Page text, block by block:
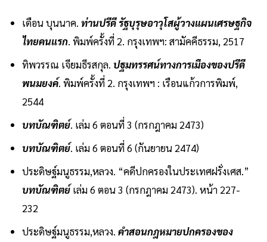
เดือน บุนนาค. ท่านปรีดี รัฐบุรุษอาวุโสผู้วางแผนเศรษฐกิจ
ไทยคนแรก. พิมพ์ครั้งที่ 2. กรุงเทพฯ: สามัคคีธรรม, 2517
ทิพวรรณ เจียมธีรสกุล. ปฐมทรรศน์ทางการเมืองของปรีดี
พนมยงค์. พิมพ์ครั้งที่ 2. กรุงเทพฯ : เรือนแก้วการพิมพ์,
2544
บทบัณฑิตย์. เล่ม 6 ตอนที่ 3 (กรกฎาคม 2473)
บทบัณฑิตย์. เล่ม 6 ตอนที่ 6 (กันยายน 2474)
ประดิษฐ์มนูธรรม,หลวง. “คดีปกครองในประเทศฝรั่งเศส.”
บทบัณฑิตย์เล่ม 6 ตอน 3 (กรกฎาคม 2473). หน้า 227-
232
ประดิษฐ์มนูธรรม,หลวง. คำสอนกฎหมายปกครองของ